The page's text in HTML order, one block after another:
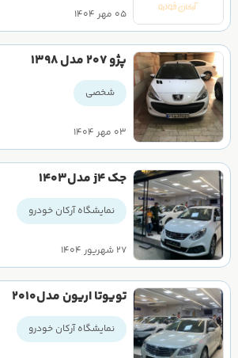
۰۵ مهر ۱۴۰۴
پژو 207 مدل 1398
شخصی
۰۳ مهر ۱۴۰۴
جک j4 مدل1403
نمایشگاه آرکان خودرو
۲۷ شهریور ۱۴۰۴
تویوتا اریون مدل2010
نمایشگاه آرکان خودرو